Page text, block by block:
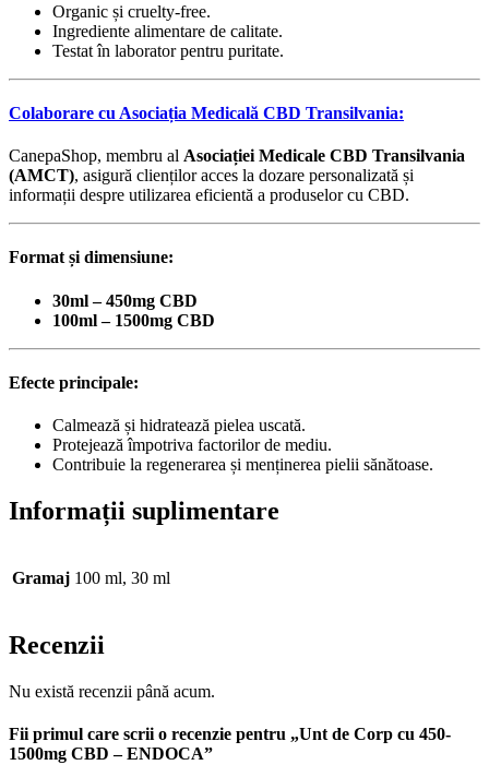
Organic și cruelty-free.
Ingrediente alimentare de calitate.
Testat în laborator pentru puritate.
Colaborare cu Asociația Medicală CBD Transilvania:
CanepaShop, membru al Asociației Medicale CBD Transilvania
(AMCT), asigură clienților acces la dozare personalizată și
informații despre utilizarea eficientă a produselor cu CBD.
Format și dimensiune:
30ml – 450mg CBD
100ml – 1500mg CBD
Efecte principale:
Calmează și hidratează pielea uscată.
Protejează împotriva factorilor de mediu.
Contribuie la regenerarea și menținerea pielii sănătoase.
Informații suplimentare
Gramaj 100 ml, 30 ml
Recenzii
Nu există recenzii până acum.
Fii primul care scrii o recenzie pentru „Unt de Corp cu 450-
1500mg CBD – ENDOCA”